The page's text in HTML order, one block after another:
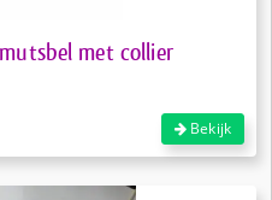
met collier
Bekijk